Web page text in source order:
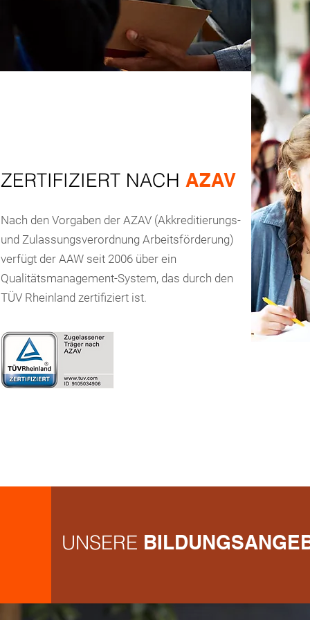
ZERTIFIZIERT NACH AZAV
Nach den Vorgaben der AZAV (Akkreditierungs-
und Zulassungsverordnung Arbeitsförderung)
verfügt der AAW seit 2006 über ein
Qualitätsmanagement-System, das durch den
TÜV Rheinland zertifiziert ist.
UNSERE